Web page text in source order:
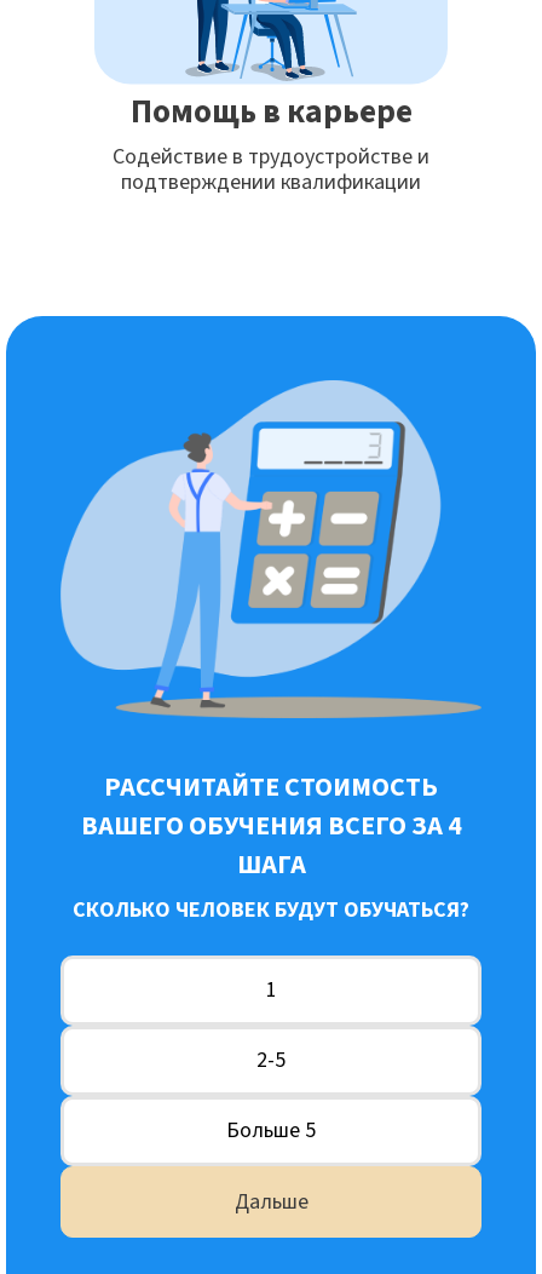
Помощь в карьере
Содействие в трудоустройстве и
подтверждении квалификации
РАССЧИТАЙТЕ СТОИМОСТЬ
ВАШЕГО ОБУЧЕНИЯ ВСЕГО ЗА 4
ШАГА
СКОЛЬКО ЧЕЛОВЕК БУДУТ ОБУЧАТЬСЯ?
1
2-5
Больше 5
Дальше